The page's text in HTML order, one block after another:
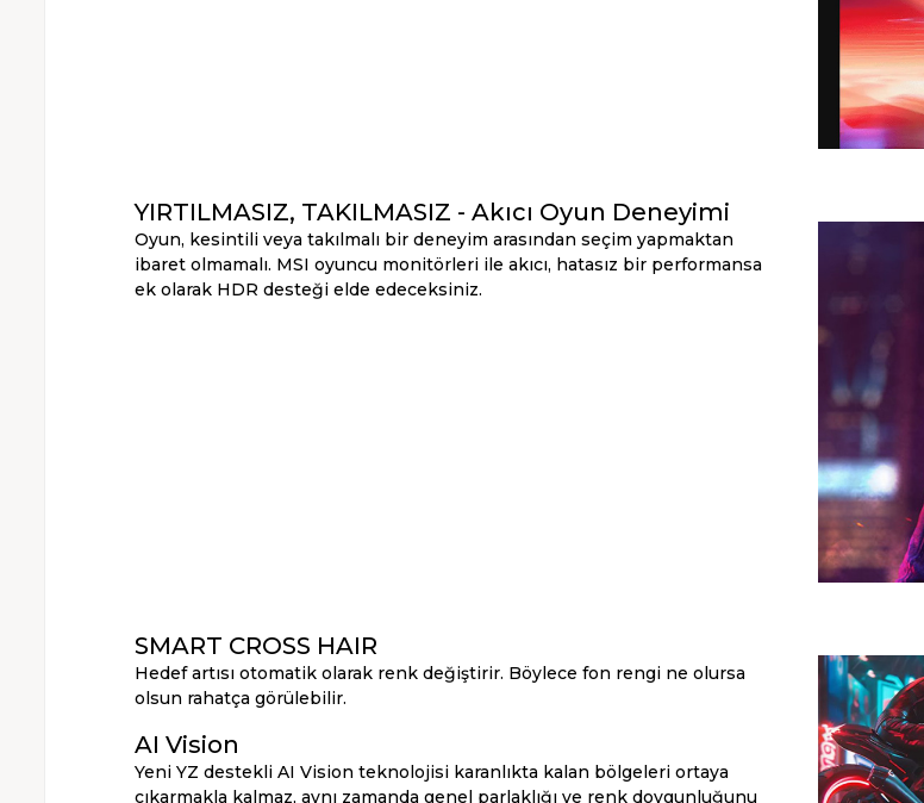
YIRTILMASIZ, TAKILMASIZ - Akıcı Oyun Deneyimi
Oyun, kesintili veya takılmalı bir deneyim arasından seçim yapmaktan
ibaret olmamalı. MSI oyuncu monitörleri ile akıcı, hatasız bir performansa
ek olarak HDR desteği elde edeceksiniz.
SMART CROSS HAIR
Hedef artısı otomatik olarak renk değiştirir. Böylece fon rengi ne olursa
olsun rahatça görülebilir.
AI Vision
Yeni YZ destekli AI Vision teknolojisi karanlıkta kalan bölgeleri ortaya
çıkarmakla kalmaz, aynı zamanda genel parlaklığı ve renk doygunluğunu